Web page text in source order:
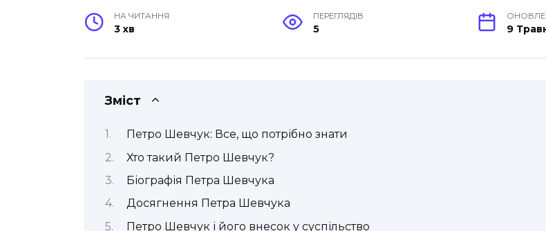
НА ЧИТАННЯ
3 хв
ПЕРЕГЛЯДІВ
5 9
Зміст
Петро Шевчук: Все, що потрібно знати
Хто такий Петро Шевчук?
Біографія Петра Шевчука
Досягнення Петра Шевчука
Петро Шевчук і його внесок у суспільство